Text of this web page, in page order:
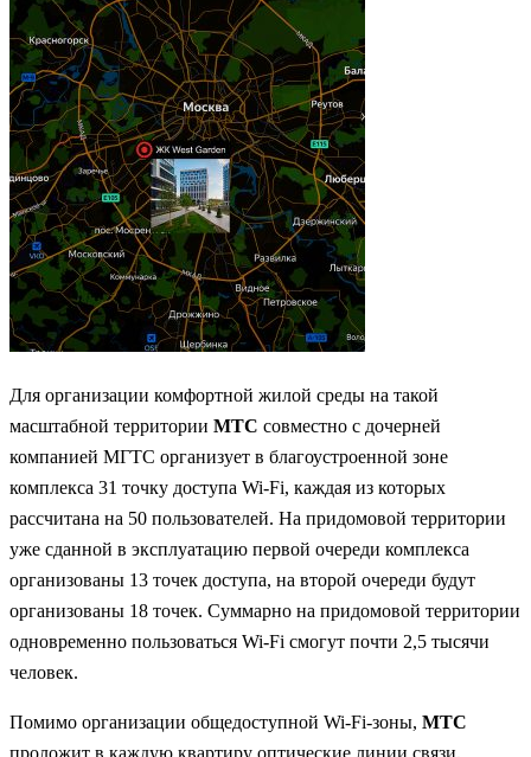
Для организации комфортной жилой среды на такой
масштабной территории МТС совместно с дочерней
компанией МГТС организует в благоустроенной зоне
комплекса 31 точку доступа Wi-Fi, каждая из которых
рассчитана на 50 пользователей. На придомовой территории
уже сданной в эксплуатацию первой очереди комплекса
организованы 13 точек доступа, на второй очереди будут
организованы 18 точек. Суммарно на придомовой территории
одновременно пользоваться Wi-Fi смогут почти 2,5 тысячи
человек.
Помимо организации общедоступной Wi-Fi-зоны, МТС
проложит в каждую квартиру оптические линии связи,